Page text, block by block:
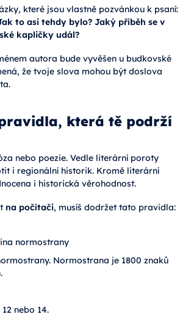
které jsou vlastně pozvánkou k psaní:
to asi tehdy bylo? Jaký příběh se v
kapličky udál?
autora bude vyvěšen u budkovské
že tvoje slova mohou být doslova
která tě podrží
nebo poezie. Vedle literární poroty
i regionální historik. Kromě literární
i historická věrohodnost.
na počítači, musíš dodržet tato pravidla:
normostrany
Normostrana je 1800 znaků
nebo 14.